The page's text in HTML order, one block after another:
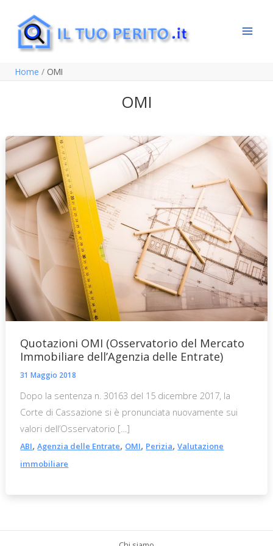
contenuto
Home OMI
OMI
Quotazioni OMI (Osservatorio del Mercato
Immobiliare dell’Agenzia delle Entrate)
31 Maggio 2018
Dopo la sentenza n. 30163 del 15 dicembre 2017, la
Corte di Cassazione si è pronunciata nuovamente sui
valori dell’Osservatorio […]
ABI,Agenzia delle Entrate, OMI, Perizia,Valutazione
immobiliare